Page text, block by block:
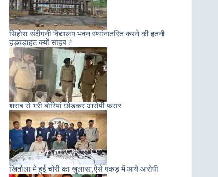
सिहोरा संदीपनी विद्यालय भवन स्थांनातरित करने की इतनी
हड़बड़ाहट क्यों साहब ?
शराब से भरी बोरियां छोड़कर आरोपी फरार
खितौला में हुई चोरी का खुलासा,ऐसे पकड़ में आये आरोपी